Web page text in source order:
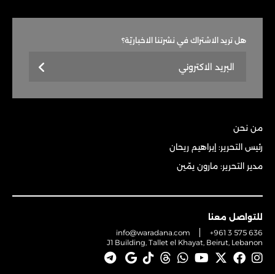
هل تريد الاشتراك في نشرتنا الاخباريّة؟
من نحن
رئيس التحرير: إبراهيم ريحان
مدير التحرير: مارون يمّين
للتواصل معنا
info@waradana.com
+961 3 575 636
J1 Building, Tallet el Khayat, Beirut, Lebanon